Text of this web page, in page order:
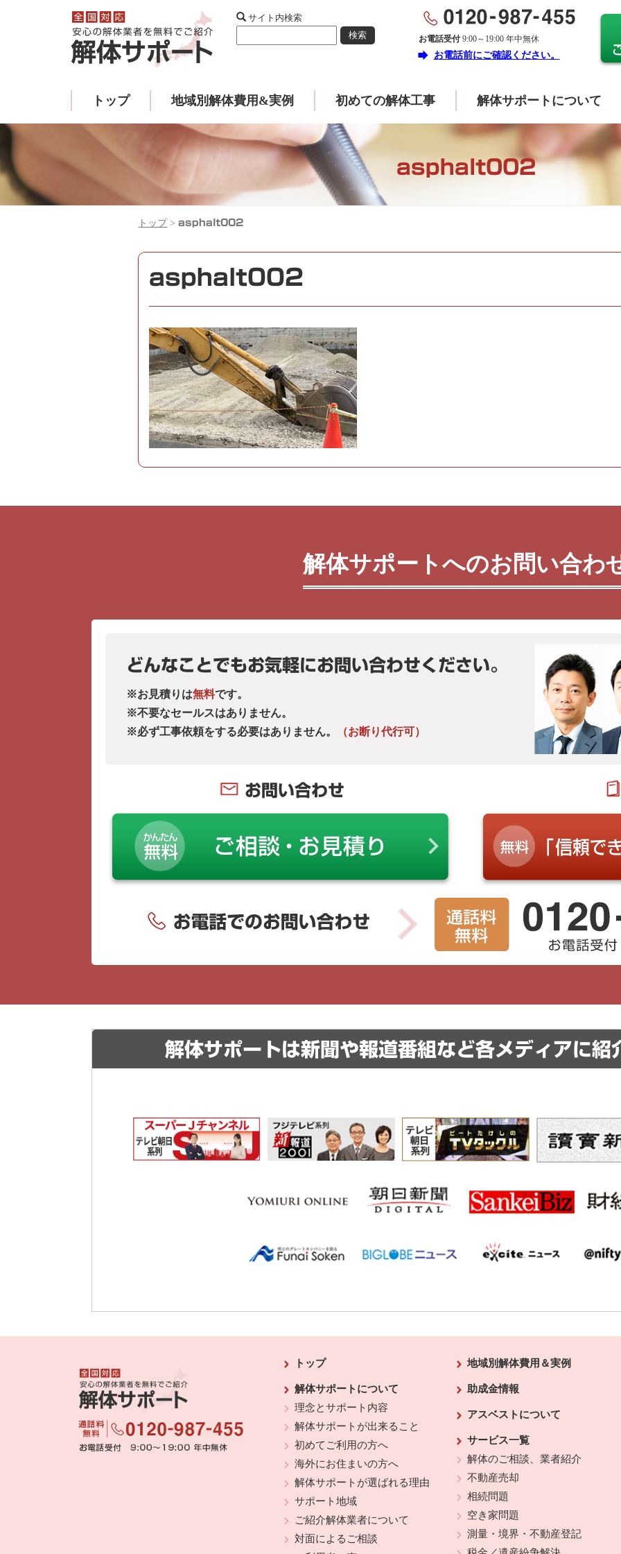
サイト内検索
お電話受付9:00～19:00 年中無休
forward お電話前にご確認ください。
トップ 地域別解体費用&実例 初めての解体工事 解体サポートについて
asphalt002
トップ >asphalt002
asphalt002
解体サポートへのお問い合わ
どんなことでもお気軽にお問い合わせください。
※お見積りは無料です。
※不要なセールスはありません。
※必ず工事依頼をする必要はありません。
（お断り代行可）
お問い合わせ
解体サポートは新聞や報道番組など各メディアに紹
トップ
解体サポートについて
理念とサポート内容
解体サポートが出来ること
初めてご利用の方へ
海外にお住まいの方へ
解体サポートが選ばれる理由
サポート地域
ご紹介解体業者について
対面によるご相談
地域別解体費用＆実例
助成金情報
アスベストについて
サービス一覧
解体のご相談、業者紹介
不動産売却
相続問題
空き家問題
測量・境界・不動産登記